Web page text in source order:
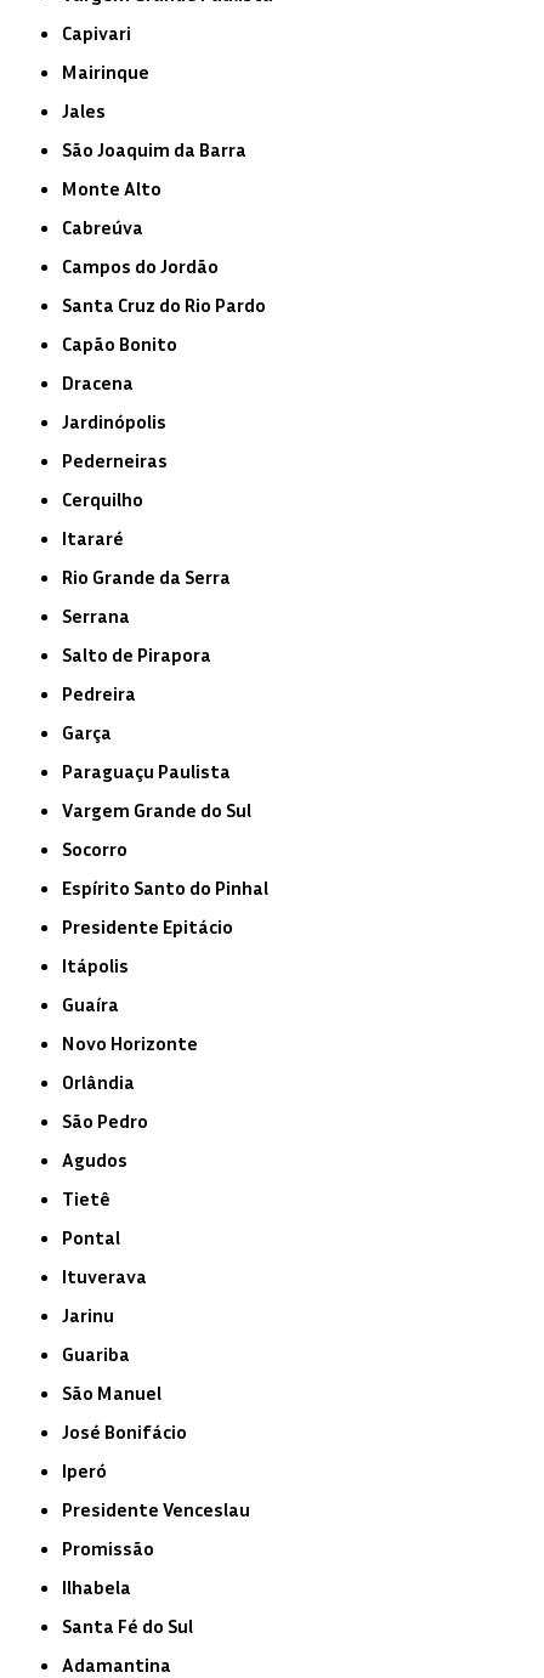
Capivari
Mairinque
Jales
São Joaquim da Barra
Monte Alto
Cabreúva
Campos do Jordão
Santa Cruz do Rio Pardo
Capão Bonito
Dracena
Jardinópolis
Pederneiras
Cerquilho
Itararé
Rio Grande da Serra
Serrana
Salto de Pirapora
Pedreira
Garça
Paraguaçu Paulista
Vargem Grande do Sul
Socorro
Espírito Santo do Pinhal
Presidente Epitácio
Itápolis
Guaíra
Novo Horizonte
Orlândia
São Pedro
Agudos
Tietê
Pontal
Ituverava
Jarinu
Guariba
São Manuel
José Bonifácio
Iperó
Presidente Venceslau
Promissão
Ilhabela
Santa Fé do Sul
Adamantina